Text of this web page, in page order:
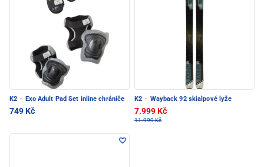
K2 · Exo Adult Pad Set inline chrániče
749 Kč
K2 · Wayback 92 skialpové lyže
7.999 Kč
11.999 Kč